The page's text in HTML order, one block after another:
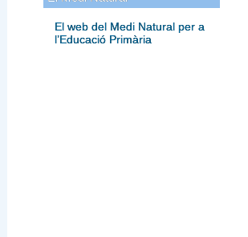
El web del Medi Natural per a
l’Educació Primària